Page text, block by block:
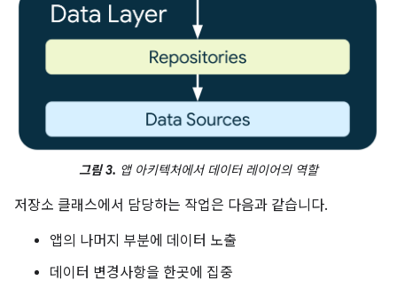
그림 3. 앱 아키텍처에서 데이터 레이어의 역할
저장소 클래스에서 담당하는 작업은 다음과 같습니다.
앱의 나머지 부분에 데이터 노출
데이터 변경사항을 한곳에 집중